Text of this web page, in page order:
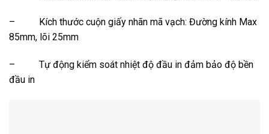
– Kích thước cuộn giấy nhãn mã vạch: Đường kính Max
85mm, lõi 25mm
– Tự động kiểm soát nhiệt độ đầu in đảm bảo độ bền
đầu in